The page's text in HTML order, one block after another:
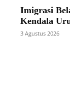
Imigrasi
Kendala
3 Agustus 2026